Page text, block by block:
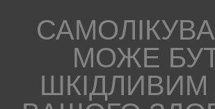
МОЖЕ
ШКІДЛИВИМ